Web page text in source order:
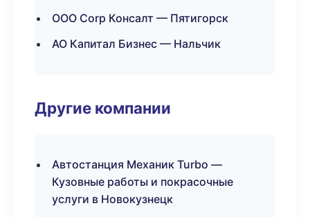
ООО Corp Консалт — Пятигорск
АО Капитал Бизнес — Нальчик
Другие компании
Автостанция Механик Turbo —
Кузовные работы и покрасочные
услуги в Новокузнецк